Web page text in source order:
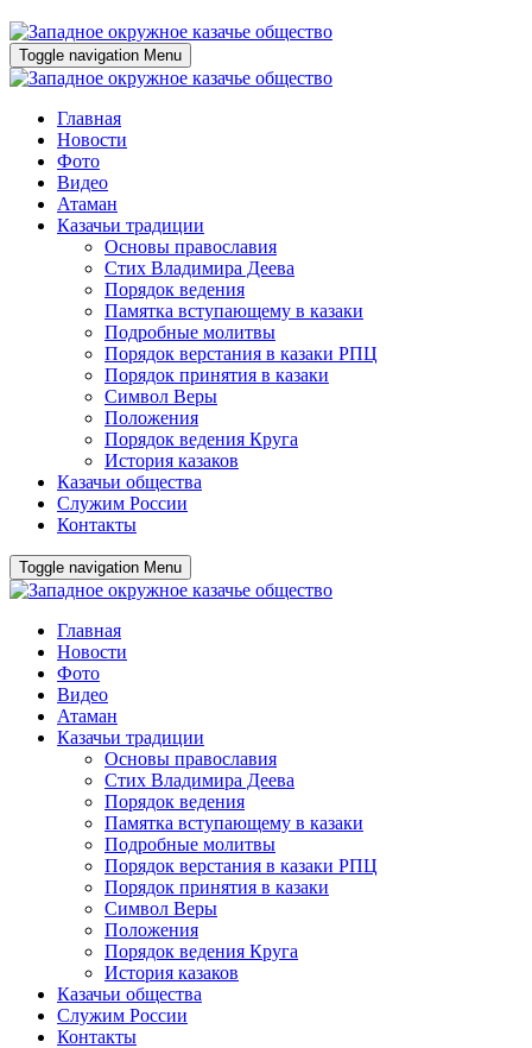
Toggle navigation Menu
Главная
Новости
Фото
Видео
Атаман
Казачьи традиции
Основы православия
Стих Владимира Деева
Порядок ведения
Памятка вступающему в казаки
Подробные молитвы
Порядок верстания в казаки РПЦ
Порядок принятия в казаки
Символ Веры
Положения
Порядок ведения Круга
История казаков
Казачьи общества
Служим России
Контакты
Toggle navigation Menu
Главная
Новости
Фото
Видео
Атаман
Казачьи традиции
Основы православия
Стих Владимира Деева
Порядок ведения
Памятка вступающему в казаки
Подробные молитвы
Порядок верстания в казаки РПЦ
Порядок принятия в казаки
Символ Веры
Положения
Порядок ведения Круга
История казаков
Казачьи общества
Служим России
Контакты